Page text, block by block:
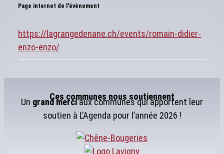
Page internet de l'évènement
https://lagrangedenane.ch/events/romain-didier-
enzo-enzo/
Ces communes nous soutiennent
Un grand merciaux communes qui apportent leur
soutien à L’Agenda pour l’année 2026 !